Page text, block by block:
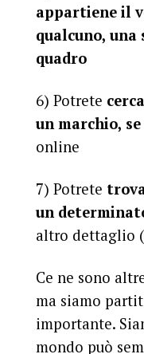
appartiene il
qualcuno, una
quadro
6) Potrete
un marchio,
online
7) Potrete
un
altro dettaglio
Ce ne sono
ma siamo
importante.
mondo può